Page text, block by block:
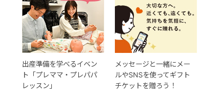
出産準備を学べるイベン
ト「プレママ・プレパパ
レッスン」
メッセージと一緒にメー
ルやSNSを使ってギフト
チケットを贈ろう！